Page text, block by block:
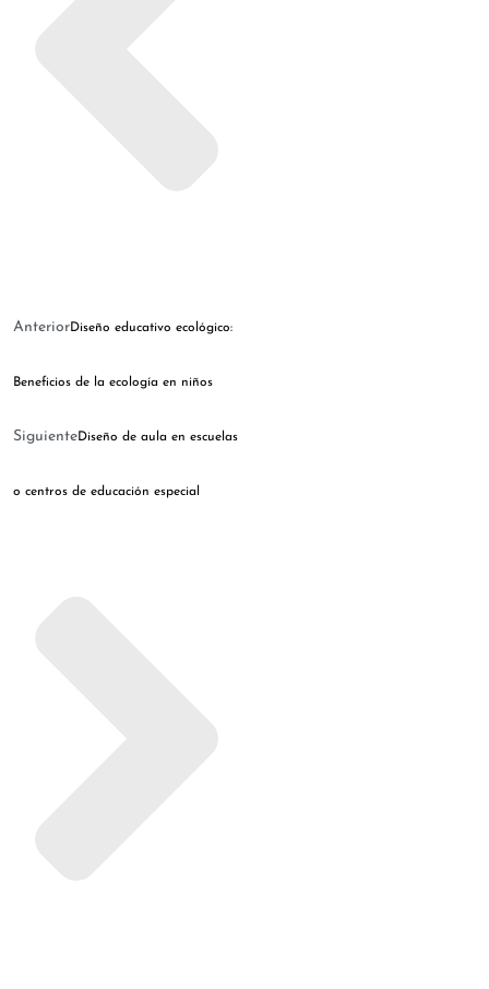
AnteriorDiseño educativo ecológico:
Beneficios de la ecología en niños
SiguienteDiseño de aula en escuelas
o centros de educación especial